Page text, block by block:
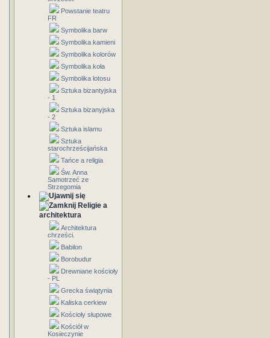
Powstanie teatru
FR
Symbolika barw
Symbolika kamieni
Symbolika kolorów
Symbolika koła
Symbolika lotosu
Sztuka bizantyjska
- 1
Sztuka bizanyjska
- 2
Sztuka islamu
Sztuka
starochrześcijańska
Tańce a religia
Św. Anna
Samotrzeć ze
Strzegomia
Religie a
architektura
Architektura
chrześci.
Babilon
Borobudur
Drewniane kościoły
- PL
Grecka świątynia
Kaliska cerkiew
Kościoły słupowe
Kościół w
Kosieczynie